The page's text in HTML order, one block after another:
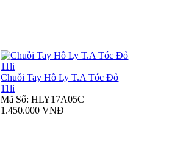
Chuỗi Tay Hồ Ly T.A Tóc Đỏ
11li
Mã Số: HLY17A05C
1.450.000 VNĐ